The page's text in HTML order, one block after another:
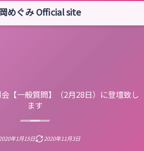
めぐみ Official site
【一般質問】（2月28日）に登壇致し
ます
年1月15日 2020年11月3日